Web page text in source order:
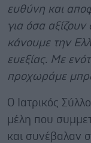
ευθύνη και
για όσα αξίζουν
κάνουμε την
ευεξίας. Με
προχωράμε
Ο Ιατρικός
μέλη που
και συνέβαλαν